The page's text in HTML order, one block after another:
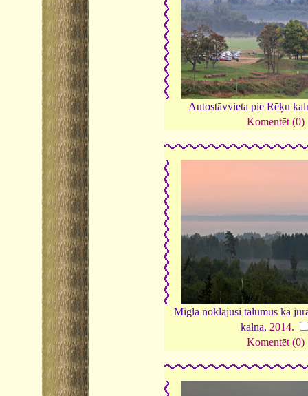
Autostāvvieta pie Rēķu
Komentēt (0)
Migla noklājusi tālumus kā
kalna, 2014.
Komentēt (0)